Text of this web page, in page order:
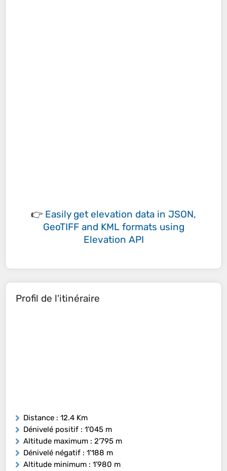
👉 Easily get elevation data in JSON,
GeoTIFF and KML formats using
Elevation API
Profil de l'itinéraire
Distance : 12.4 Km
Dénivelé positif : 1’045 m
Altitude maximum : 2’795 m
Dénivelé négatif : 1’188 m
Altitude minimum : 1’980 m